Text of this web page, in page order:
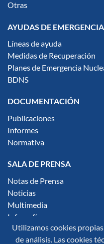
Otras
AYUDAS DE EMERGENCIA
Líneas de ayuda
Medidas de Recuperación
Planes de Emergencia
BDNS
DOCUMENTACIÓN
Publicaciones
Informes
Normativa
SALA DE PRENSA
Notas de Prensa
Noticias
Multimedia
Infografías
Síguenos en redes sociales:
Utilizamos cookies
de análisis. Las cookies